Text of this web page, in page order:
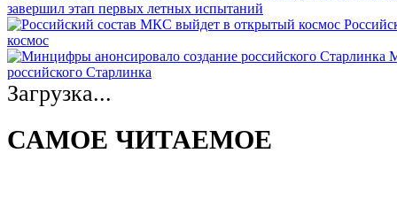
завершил этап первых летных испытаний
космос
российского Старлинка
Загрузка...
САМОЕ ЧИТАЕМОЕ